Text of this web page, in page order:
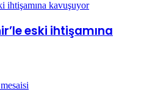
eski ihtişamına